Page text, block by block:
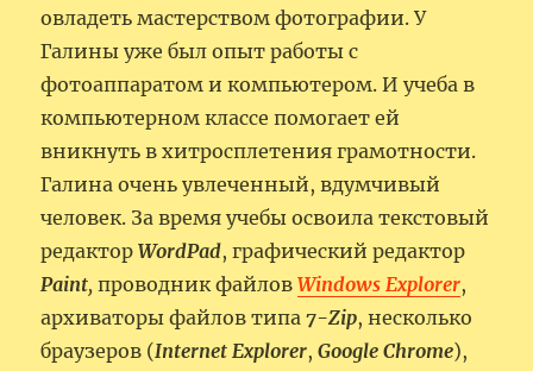
овладеть мастерством фотографии. У
Галины уже был опыт работы с
фотоаппаратом и компьютером. И учеба в
компьютерном классе помогает ей
вникнуть в хитросплетения грамотности.
Галина очень увлеченный, вдумчивый
человек. За время учебы освоила текстовый
редакторWordPad, графический редактор
Paint, проводник файловWindows Explorer,
архиваторы файлов типа7-Zip, несколько
браузеров (Internet Explorer,Google Chrome),